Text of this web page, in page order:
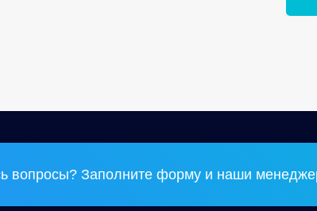
вопросы? Заполните форму и наши